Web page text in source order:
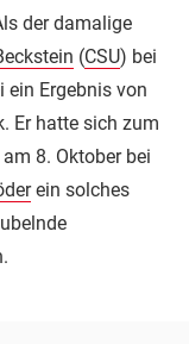
der damalige
(CSU) bei
Ergebnis von
Er hatte sich zum
8. Oktober bei
ein solches